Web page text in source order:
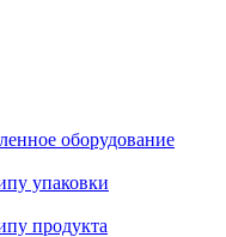
оборудование
упаковки
продукта